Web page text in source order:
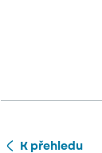
K přehledu